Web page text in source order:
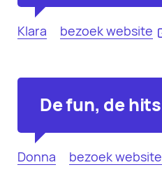
Klara bezoek website
De fun, de hits
Donna bezoek website